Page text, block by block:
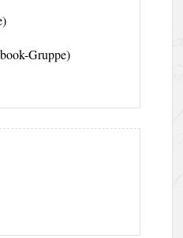
Gruppe)